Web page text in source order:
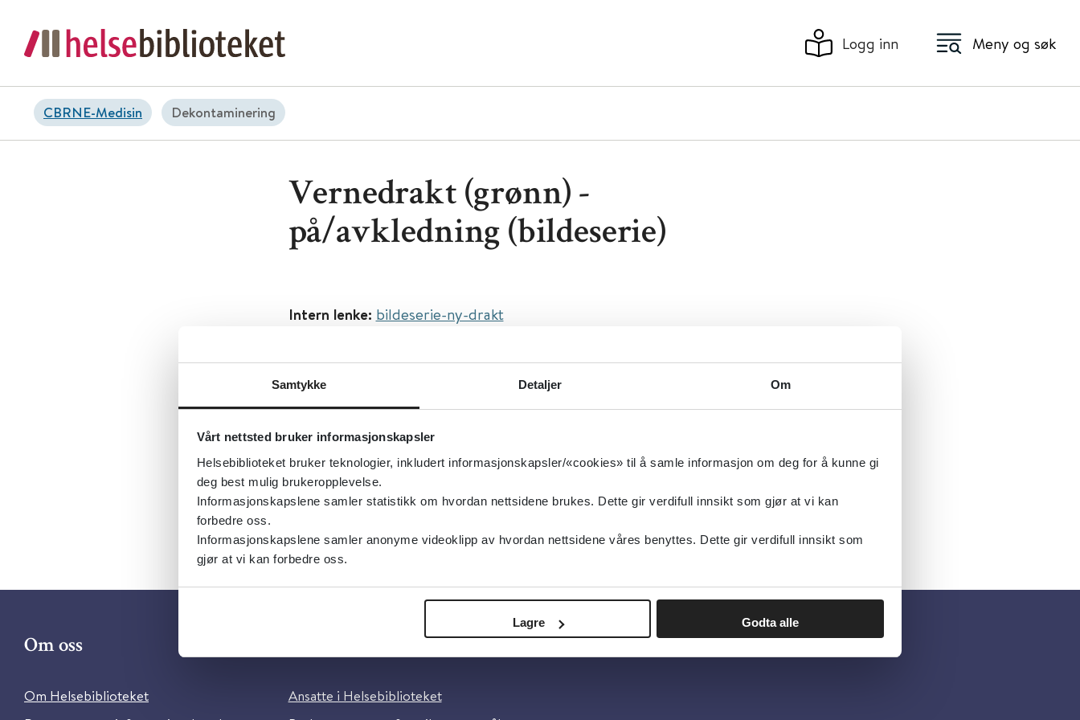
Samtykke Detaljer Om
Vårt nettsted bruker informasjonskapsler
Helsebiblioteket bruker teknologier, inkludert informasjonskapsler/«cookies» til å samle informasjon om deg for å kunne gi
deg best mulig brukeropplevelse.
Informasjonskapslene samler statistikk om hvordan nettsidene brukes. Dette gir verdifull innsikt som gjør at vi kan
forbedre oss.
Informasjonskapslene samler anonyme videoklipp av hvordan nettsidene våres benyttes. Dette gir verdifull innsikt som
gjør at vi kan forbedre oss.
Lagre Godta alle
Logg inn Meny og søk
CBRNE-Medisin Dekontaminering
Vernedrakt (grønn) -
på/avkledning (bildeserie)
Intern lenke: bildeserie-ny-drakt
Emner:Dekontaminering
Dokumenttype:
Språk: Norsk
Om oss
Om Helsebiblioteket
Ansatte i Helsebiblioteket